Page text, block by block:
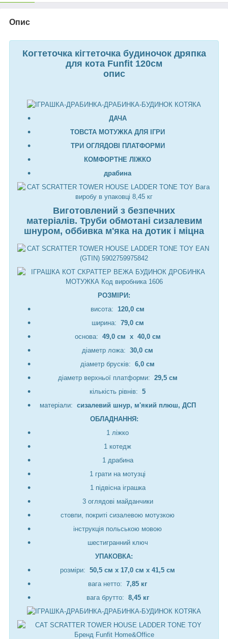
Опис
Когтеточка кігтеточка будиночок дряпка
для кота Funfit 120см
опис
ДАЧА
ТОВСТА МОТУЖКА ДЛЯ ІГРИ
ТРИ ОГЛЯДОВІ ПЛАТФОРМИ
КОМФОРТНЕ ЛІЖКО
драбина
Виготовлений з безпечних
матеріалів. Труби обмотані сизалевим
шнуром, оббивка м'яка на дотик і міцна
РОЗМІРИ:
висота: 120,0 см
ширина: 79,0 см
основа: 49,0 см х 40,0 см
діаметр ложа: 30,0 см
діаметр брусків: 6,0 см
діаметр верхньої платформи: 29,5 см
кількість рівнів: 5
матеріали: сизалевий шнур, м'який плюш, ДСП
ОБЛАДНАННЯ:
1 ліжко
1 котедж
1 драбина
1 грати на мотузці
1 підвісна іграшка
3 оглядові майданчики
стовпи, покриті сизалевою мотузкою
інструкція польською мовою
шестигранний ключ
УПАКОВКА:
розміри: 50,5 см х 17,0 см х 41,5 см
вага нетто: 7,85 кг
вага брутто: 8,45 кг